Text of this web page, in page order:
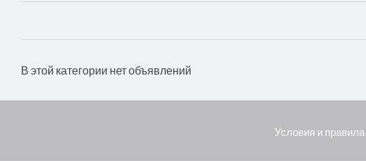
В этой категории нет объявлений
Условия и правила